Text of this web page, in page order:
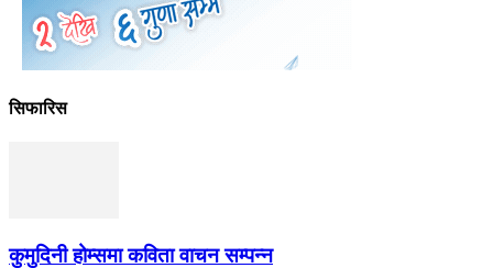
सिफारिस
कुमुदिनी होम्समा कविता वाचन सम्पन्न